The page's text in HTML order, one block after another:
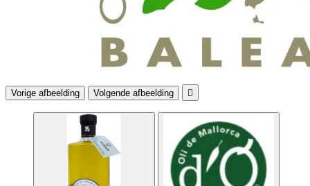
Vorige afbeelding Volgende afbeelding 